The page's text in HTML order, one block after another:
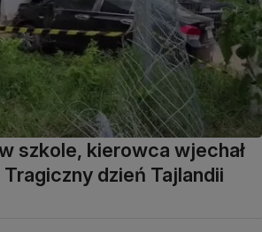
szkole, kierowca wjechał
dzień Tajlandii